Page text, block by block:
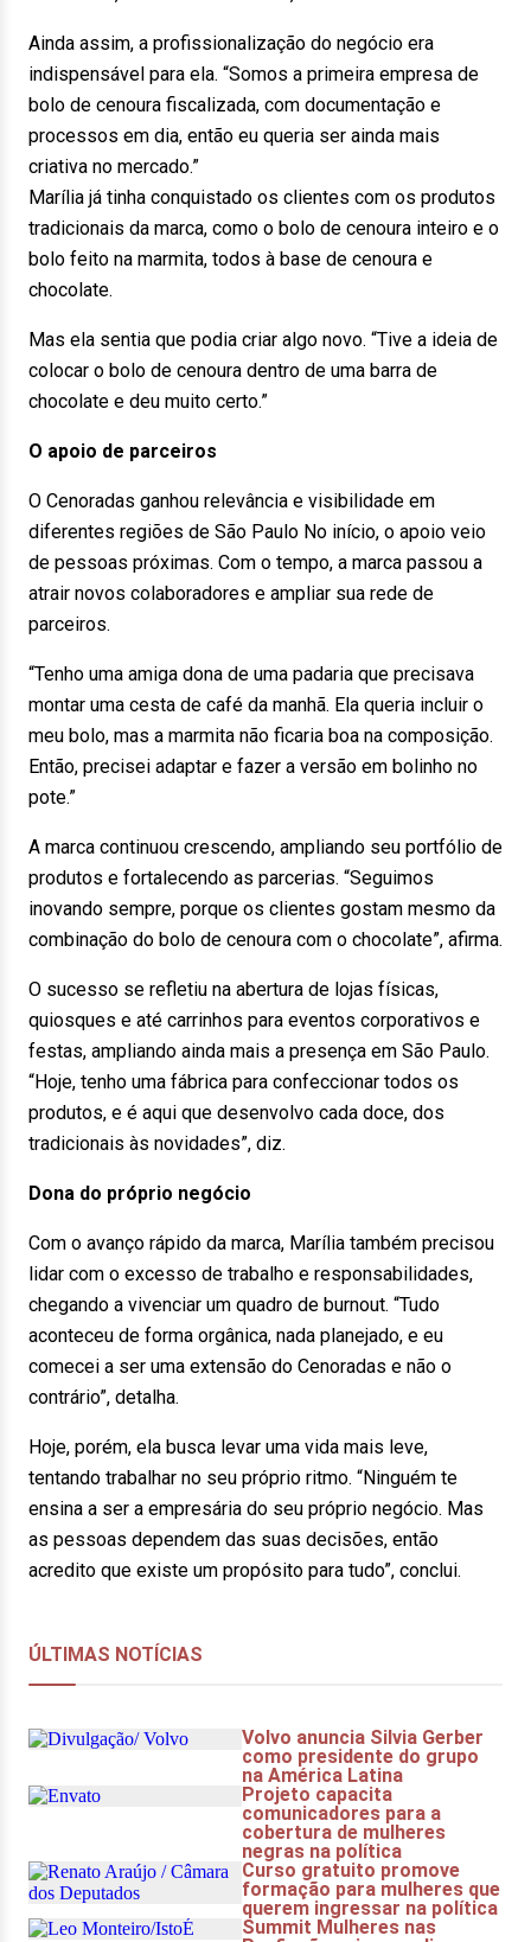
Ainda assim, a profissionalização do negócio era
indispensável para ela. “Somos a primeira empresa de
bolo de cenoura fiscalizada, com documentação e
processos em dia, então eu queria ser ainda mais
criativa no mercado.”
Marília já tinha conquistado os clientes com os produtos
tradicionais da marca, como o bolo de cenoura inteiro e o
bolo feito na marmita, todos à base de cenoura e
chocolate.
Mas ela sentia que podia criar algo novo. “Tive a ideia de
colocar o bolo de cenoura dentro de uma barra de
chocolate e deu muito certo.”
O apoio de parceiros
O Cenoradas ganhou relevância e visibilidade em
diferentes regiões de São Paulo No início, o apoio veio
de pessoas próximas. Com o tempo, a marca passou a
atrair novos colaboradores e ampliar sua rede de
parceiros.
“Tenho uma amiga dona de uma padaria que precisava
montar uma cesta de café da manhã. Ela queria incluir o
meu bolo, mas a marmita não ficaria boa na composição.
Então, precisei adaptar e fazer a versão em bolinho no
pote.”
A marca continuou crescendo, ampliando seu portfólio de
produtos e fortalecendo as parcerias. “Seguimos
inovando sempre, porque os clientes gostam mesmo da
combinação do bolo de cenoura com o chocolate”, afirma.
O sucesso se refletiu na abertura de lojas físicas,
quiosques e até carrinhos para eventos corporativos e
festas, ampliando ainda mais a presença em São Paulo.
“Hoje, tenho uma fábrica para confeccionar todos os
produtos, e é aqui que desenvolvo cada doce, dos
tradicionais às novidades”, diz.
Dona do próprio negócio
Com o avanço rápido da marca, Marília também precisou
lidar com o excesso de trabalho e responsabilidades,
chegando a vivenciar um quadro de burnout. “Tudo
aconteceu de forma orgânica, nada planejado, e eu
comecei a ser uma extensão do Cenoradas e não o
contrário”, detalha.
Hoje, porém, ela busca levar uma vida mais leve,
tentando trabalhar no seu próprio ritmo. “Ninguém te
ensina a ser a empresária do seu próprio negócio. Mas
as pessoas dependem das suas decisões, então
acredito que existe um propósito para tudo”, conclui.